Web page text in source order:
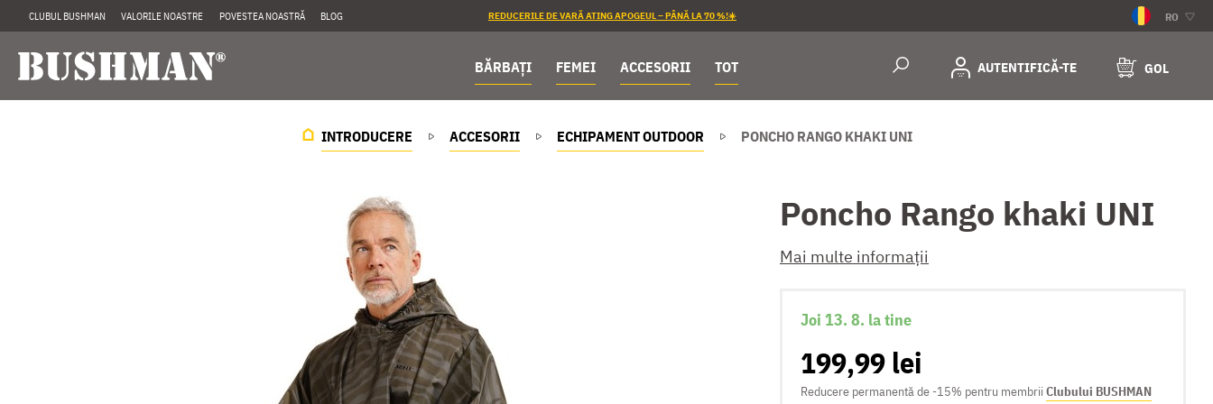
CLUBUL BUSHMAN VALORILE NOASTRE POVESTEA NOASTRĂ BLOG REDUCERILE DE VARĂ ATING APOGEUL – PÂNĂ LA 70 %!☀️ RO
BĂRBAȚI FEMEI ACCESORII TOT AUTENTIFICĂ-TE GOL
INTRODUCERE ACCESORII ECHIPAMENT OUTDOOR PONCHO RANGO KHAKI UNI
Poncho Rango khaki UNI
Mai multe informații
Joi 13. 8. la tine
199,99 lei
Reducere permanentă de -15% pentru membrii Clubului BUSHMAN